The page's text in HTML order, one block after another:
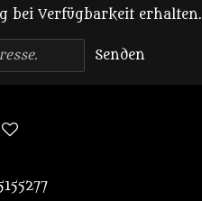
bei Verfügbarkeit erhalten.
Senden